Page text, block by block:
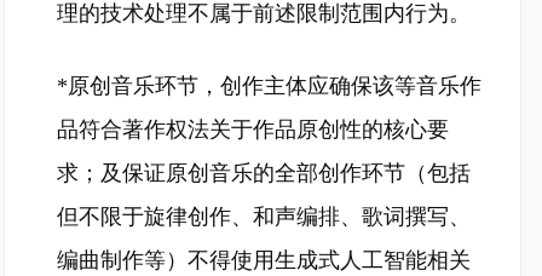
理的技术处理不属于前述限制范围内行为。
*原创音乐环节，创作主体应确保该等音乐作
品符合著作权法关于作品原创性的核心要
求；及保证原创音乐的全部创作环节（包括
但不限于旋律创作、和声编排、歌词撰写、
编曲制作等）不得使用生成式人工智能相关